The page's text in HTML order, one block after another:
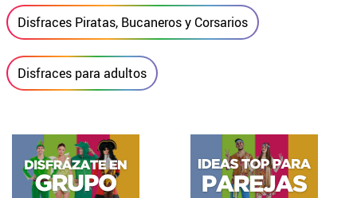
Disfraces Piratas, Bucaneros y Corsarios
Disfraces para adultos